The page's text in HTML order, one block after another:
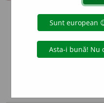
info
Aceste
echipa
originale se
Puteți